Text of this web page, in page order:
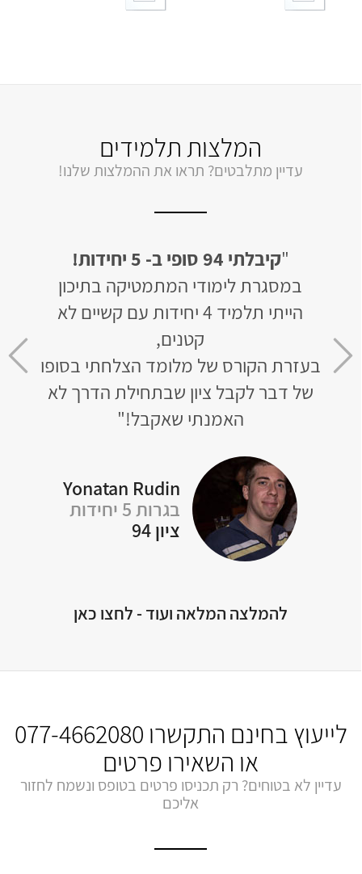
המלצות תלמידים
עדיין מתלבטים? תראו את ההמלצות שלנו!
"קיבלתי 94 סופי ב- 5 יחידות!
במסגרת לימודי המתמטיקה בתיכון
הייתי תלמיד 4 יחידות עם קשיים לא
קטנים,
בעזרת הקורס של מלומד הצלחתי בסופו
של דבר לקבל ציון שבתחילת הדרך לא
האמנתי שאקבל!"
Yonatan Rudin
בגרות 5 יחידות
ציון 94
למידה קיבלתי 93
להמלצה המלאה ועוד - לחצו כאן
לייעוץ בחינם התקשרו 077-4662080
או השאירו פרטים
עדיין לא בטוחים? רק תכניסו פרטים בטופס ונשמח לחזור
אליכם